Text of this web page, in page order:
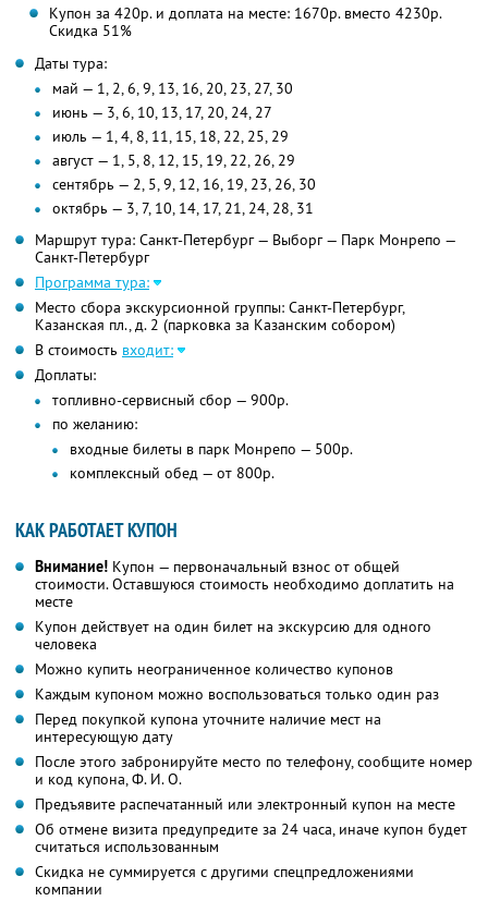
Купон за 420р. и доплата на месте: 1670р. вместо 4230р.
Скидка 51%
Даты тура:
май — 1, 2, 6, 9, 13, 16, 20, 23, 27, 30
июнь — 3, 6, 10, 13, 17, 20, 24, 27
июль — 1, 4, 8, 11, 15, 18, 22, 25, 29
август — 1, 5, 8, 12, 15, 19, 22, 26, 29
сентябрь — 2, 5, 9, 12, 16, 19, 23, 26, 30
октябрь — 3, 7, 10, 14, 17, 21, 24, 28, 31
Маршрут тура: Санкт-Петербург — Выборг — Парк Монрепо —
Санкт-Петербург
Программа тура:
Место сбора экскурсионной группы: Санкт-Петербург,
Казанская пл., д. 2 (парковка за Казанским собором)
В стоимость входит:
Доплаты:
топливно-сервисный сбор — 900р.
по желанию:
входные билеты в парк Монрепо — 500р.
комплексный обед — от 800р.
КАК РАБОТАЕТ КУПОН
Внимание! Купон — первоначальный взнос от общей
стоимости. Оставшуюся стоимость необходимо доплатить на
месте
Купон действует на один билет на экскурсию для одного
человека
Можно купить неограниченное количество купонов
Каждым купоном можно воспользоваться только один раз
Перед покупкой купона уточните наличие мест на
интересующую дату
После этого забронируйте место по телефону, сообщите номер
и код купона,Ф. И. О.
Предъявите распечатанный или электронный купон на месте
Об отмене визита предупредите за 24 часа, иначе купон будет
считаться использованным
Скидка не суммируется с другими спецпредложениями
компании